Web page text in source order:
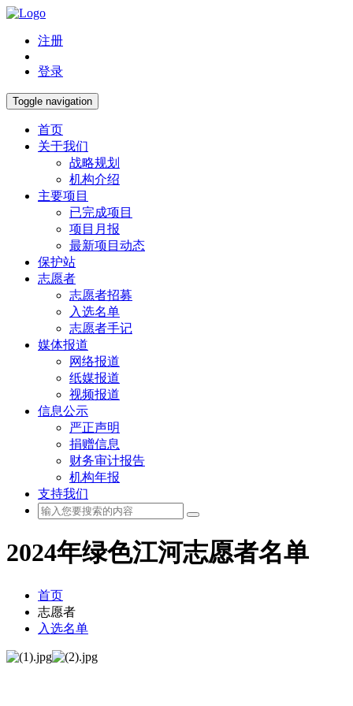
注册
登录
Toggle navigation
首页
关于我们
战略规划
机构介绍
主要项目
已完成项目
项目月报
最新项目动态
保护站
志愿者
志愿者招募
入选名单
志愿者手记
媒体报道
网络报道
纸媒报道
视频报道
信息公示
严正声明
捐赠信息
财务审计报告
机构年报
支持我们
2024年绿色江河志愿者名单
首页
志愿者
入选名单